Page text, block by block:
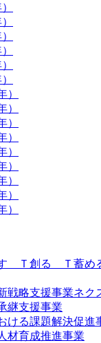
）
）
）
）
）
）
）
）
）
す Ｔ創る Ｔ蓄
戦略支援事業ネク
継支援事業
ける課題解決促進
材育成推進事業